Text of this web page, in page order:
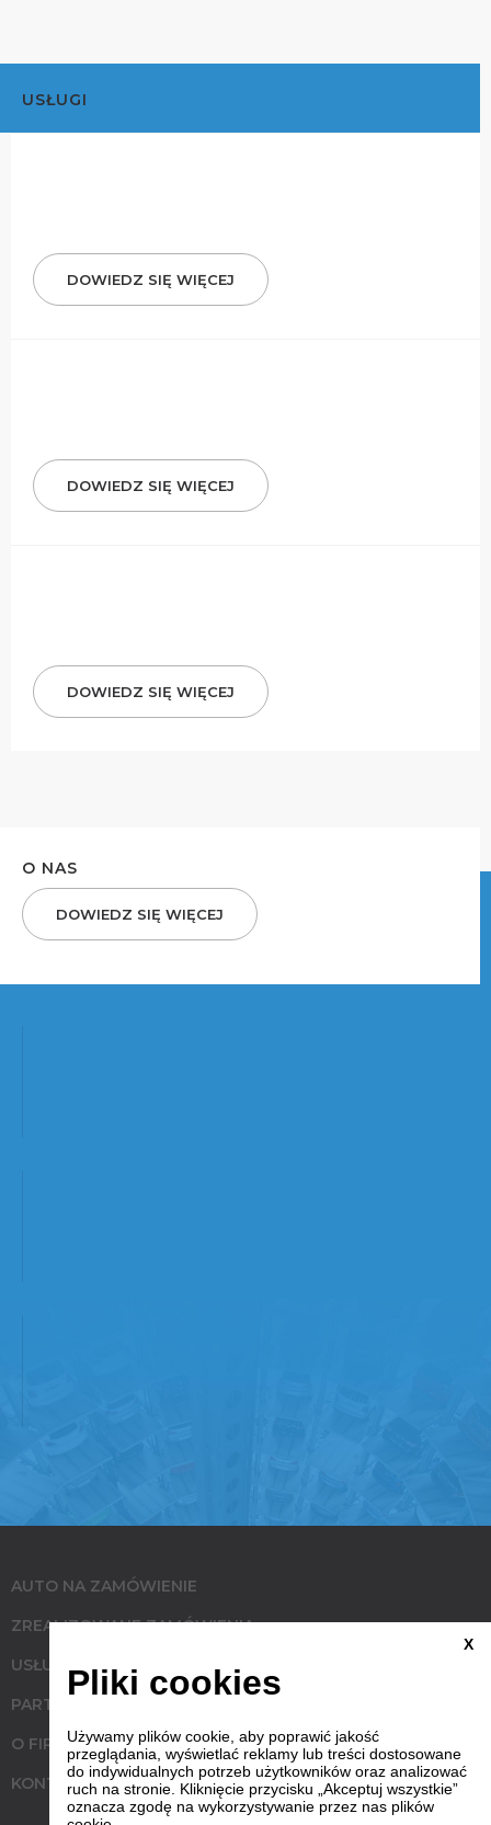
USŁUGI
DOWIEDZ SIĘ WIĘCEJ
DOWIEDZ SIĘ WIĘCEJ
DOWIEDZ SIĘ WIĘCEJ
O NAS
DOWIEDZ SIĘ WIĘCEJ
AUTO NA ZAMÓWIENIE
ZREALIZOWANE ZAMÓWIENIA
USŁUGI
PARTNERZY
O FIRMIE
KONTAKT
X
Pliki cookies
Używamy plików cookie, aby poprawić jakość
przeglądania, wyświetlać reklamy lub treści dostosowane
do indywidualnych potrzeb użytkowników oraz analizować
ruch na stronie. Kliknięcie przycisku „Akceptuj wszystkie”
oznacza zgodę na wykorzystywanie przez nas plików